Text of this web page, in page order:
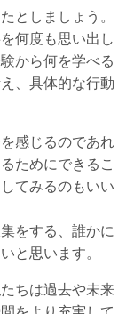
としましょう。
何度も思い出し
から何を学べる
、具体的な行動
感じるのであれ
ためにできるこ
てみるのもいい
をする、誰かに
と思います。
ちは過去や未来